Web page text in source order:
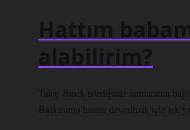
Hattım
alabilirim?
Talep etmek istediğiniz numaranın
Başkasının hattını devralmak için tek